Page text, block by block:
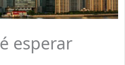
esperar